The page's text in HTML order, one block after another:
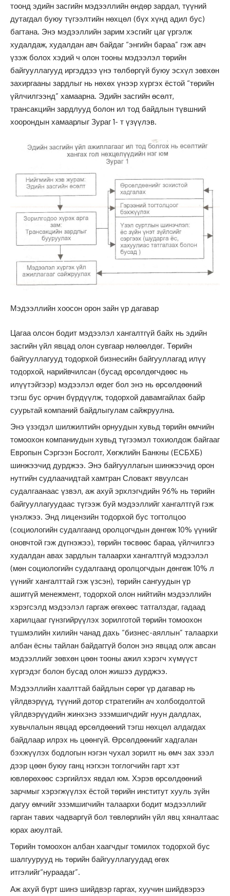
тоонд эдийн засгийн мэдээллийн өндөр зардал, түүний
дутагдал буюу түгээлтийн нөхцөл (бүх хүнд адил бус)
багтана. Энэ мэдээллийн зарим хэсгийг цаг үргэлж
худалдаж, худалдан авч байдаг “энгийн бараа” гэж авч
үзэж болох хэдий ч олон тооны мэдээлэл төрийн
байгууллагууд иргэддээ үнэ төлбөргүй буюу эсхүл зөвхөн
захиргааны зардлыг нь нөхөх үнээр хүргэх ёстой “төрийн
үйлчилгээнд” хамаарна. Эдийн засгийн өсөлт,
трансакцийн зардлууд болон ил тод байдлын түвшний
хоорондын хамаарлыг Зураг 1- т үзүүлэв.
Мэдээллийн хоосон орон зайн үр дагавар
Цагаа олсон бодит мэдээлэл хангалтгүй байх нь эдийн
засгийн үйл явцад олон сувгаар нөлөөлдөг. Төрийн
байгууллагууд тодорхой бизнесийн байгууллагад илүү
тодорхой, нарийвчилсан (бусад өрсөлдөгчдөөс нь
илүүтэйгээр) мэдээлэл өгдег бол энэ нь өрсөлдөөний
тэгш бус орчин бүрдүүлж, тодорхой давамгайлах байр
суурьтай компаний байдлыгулам сайжруулна.
Энэ үзэгдэл шилжилтийн орнуудын хувьд төрийн өмчийн
томоохон компаниудын хувьд түгээмэл тохиолдож байгааг
Европын Сэргээн Босголт, Хөгжлийн Банкны (ЕСБХБ)
шинжээчид дурджээ. Энэ байгууллагын шинжээчид орон
нутгийн судлаачидтай хамтран Словакт явуулсан
судалгаанаас үзвэл, аж ахуй эрхлэгчдийн 96% нь төрийн
байгууллагуудаас түгээж буй мэдээллийг хангалтгүй гэж
үнэлжээ. Энд лицензийн тодорхой бус тогтолцоо
(социологийн судалгаанд оролцогчдын дөнгөж 10% үүнийг
оновчтой гэж дүгнэжээ), төрийн төсвөөс бараа, үйлчилгээ
худалдан авах зардлын талаархи хангалтгүй мэдээлэл
(мөн социологийн судалгаанд оролцогчдын дөнгөж 10% л
үүнийг хангалттай гэж үзсэн), төрийн сангуудын үр
ашиггүй менежмент, тодорхой олон нийтийн мэдээллийн
хэрэгсэлд мэдээлэл гаргаж өгөхөөс татгалздаг, гадаад
харилцааг гүнзгийрүүлэх зорилготой төрийн томоохон
түшмэлийн хилийн чанад дахь “бизнес-аяллын” талаархи
албан ёсны тайлан байдаггүй болон энэ явцад олж авсан
мэдээллийг зөвхөн цөөн тооны ажил хэрэгч хүмүүст
хүргэдэг болон бусад олон жишээ дурджээ.
Мэдээллийн хаалттай байдлын сөрөг үр дагавар нь
үйлдвэрүүд, түүний дотор стратегийн ач холбогдолтой
үйлдвэрүүдийн жинхэнэ эзэмшигчдийг нуун далдлах,
хувьчлалын явцад өрсөлдөөний тэгш нөхцөл алдагдах
байдлаар илрэх нь цөөнгүй. Өрсөлдөөнийг хадгалан
бэхжүүлэх бодлогын нэгэн чухал зорилт нь өмч зах зээл
дээр цөөн буюу ганц нэгхэн тоглогчийн гарт хэт
ювлөрөхөөс сэргийлэх явдал юм. Хэрэв өрсөлдөөний
зарчмыг хэрэгжүүлэх ёстой төрийн институт хууль зүйн
дагуу өмчийг эзэмшигчийн талаархи бодит мэдээллийг
гарган тавих чадваргүй бол төвлөрлийн үйл явц хяналтаас
юрах аюултай.
Төрийн томоохон албан хаагчдыг томилох тодорхой бус
шалгуурууд нь төрийн байгууллагуудад өгөх
итгэлийг“нураадаг”.
Аж ахуй бүрт шинэ шийдвэр гаргах, хуучин шийдвэрээ